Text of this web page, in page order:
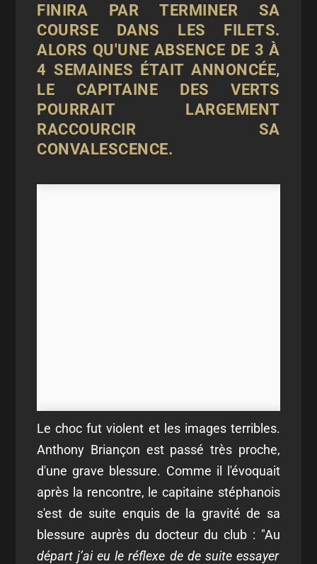
FINIRA PAR TERMINER SA
COURSE DANS LES FILETS.
ALORS QU'UNE ABSENCE DE 3 À
4 SEMAINES ÉTAIT ANNONCÉE,
LE CAPITAINE DES VERTS
POURRAIT LARGEMENT
RACCOURCIR SA
CONVALESCENCE.
Le choc fut violent et les images terribles.
Anthony Briançon est passé très proche,
d'une grave blessure. Comme il l'évoquait
après la rencontre, le capitaine stéphanois
s'est de suite enquis de la gravité de sa
blessure auprès du docteur du club : "Au
départ j’ai eu le réflexe de de suite essayer